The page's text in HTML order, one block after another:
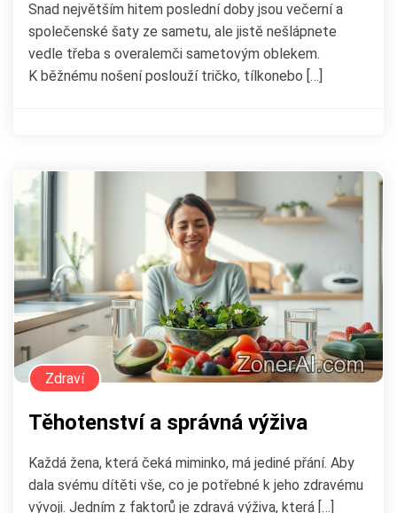
Snad největším hitem poslední doby jsou večerní a
společenské šaty ze sametu, ale jistě nešlápnete
vedle třeba s overalemči sametovým oblekem.
K běžnému nošení poslouží tričko, tílkonebo […]
Zdraví
Těhotenství a správná výživa
Každá žena, která čeká miminko, má jediné přání. Aby
dala svému dítěti vše, co je potřebné k jeho zdravému
vývoji. Jedním z faktorů je zdravá výživa, která […]